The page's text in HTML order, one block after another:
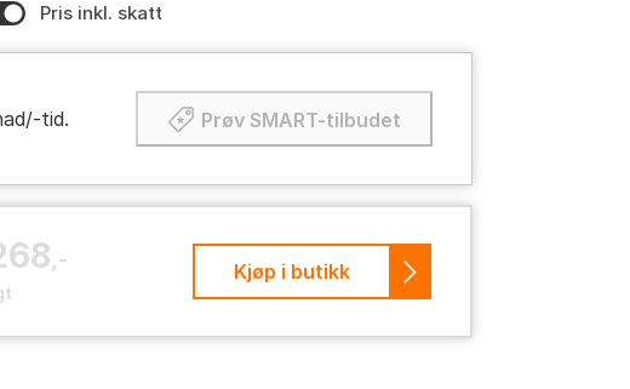
Pris inkl. skatt
tid. Prøv SMART-tilbudet
,- Kjøp i butikk